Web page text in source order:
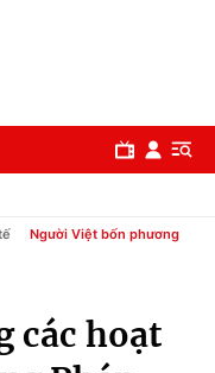
Người Việt bốn phương
các hoạt